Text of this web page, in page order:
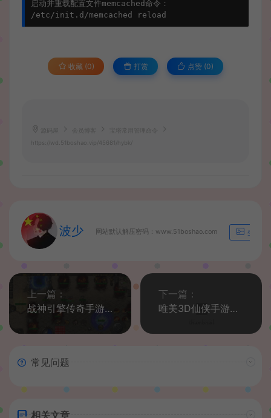
启动并重载配置文件memcached命令：
收藏 (0) 打赏 点赞 (0)
https://wd.51boshao.vip/45681/hybk/
波少 网站默认解压密码：www.51boshao.com 生成海
上一篇：
战神引擎传奇手游安卓14通用壳
下一篇：
唯美3D仙侠手游【天地决】注册提示此服已关闭注册解决办法
常见问题
相关文章